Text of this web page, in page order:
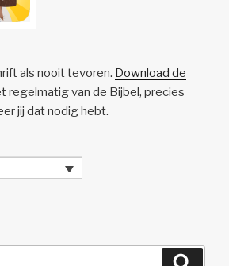
als nooit tevoren. Download de
regelmatig van de Bijbel, precies
jij dat nodig hebt.